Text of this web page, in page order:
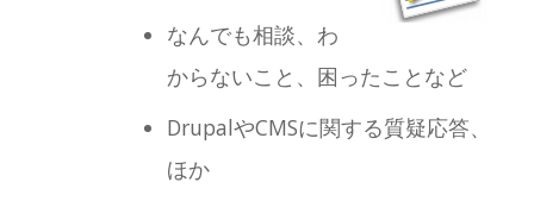
なんでも相談、わ
からないこと、困ったことなど
DrupalやCMSに関する質疑応答、
ほか